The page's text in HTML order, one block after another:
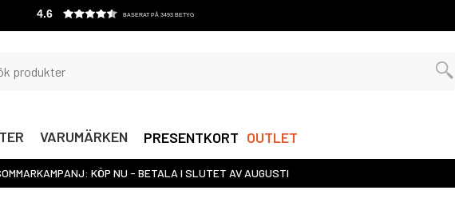
4.6 BASERAT PÅ 3493 BETYG
VARUMÄRKEN PRESENTKORT OUTLET
KÖP NU - BETALA I SLUTET AV AUGUSTI